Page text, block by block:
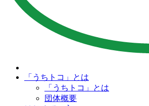
「うちトコ」とは
「うちトコ」とは
団体概要